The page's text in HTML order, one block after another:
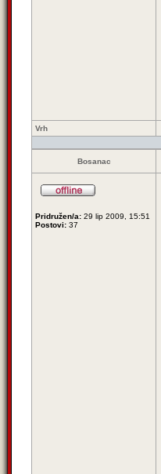
Vrh
Bosanac
Pridružen/a: 29 lip 2009, 15:51
Postovi: 37